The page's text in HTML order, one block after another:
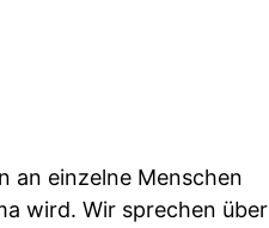
an einzelne Menschen
wird. Wir sprechen über